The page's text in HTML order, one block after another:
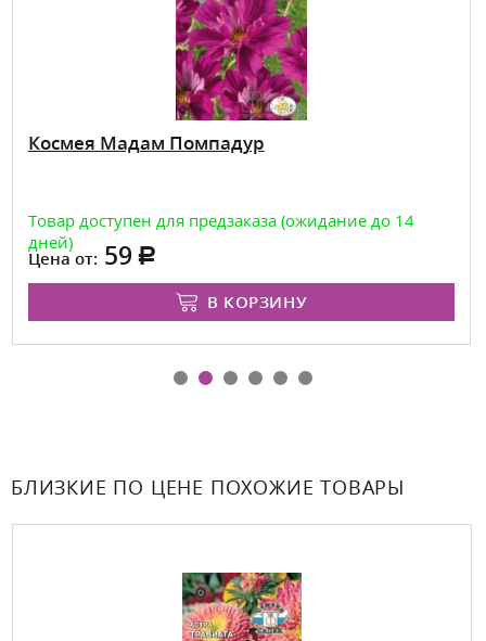
Космея Мадам Помпадур
Товар доступен для предзаказа (ожидание до 14
дней)
Цена от: 59
В КОРЗИНУ
БЛИЗКИЕ ПО ЦЕНЕ ПОХОЖИЕ ТОВАРЫ